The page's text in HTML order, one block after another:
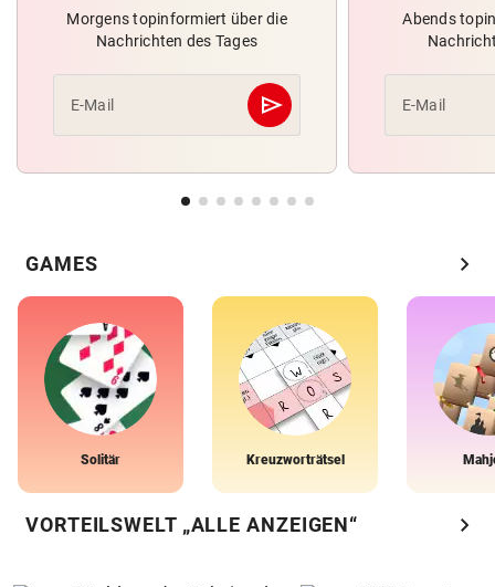
Morgens topinformiert über die
Nachrichten des Tages
E-Mail send
Abschicken
Abends
E-Mail
GAMES chevron_right
Solitär Kreuzworträtsel
VORTEILSWELT „ALLE ANZEIGEN“ chevron_right